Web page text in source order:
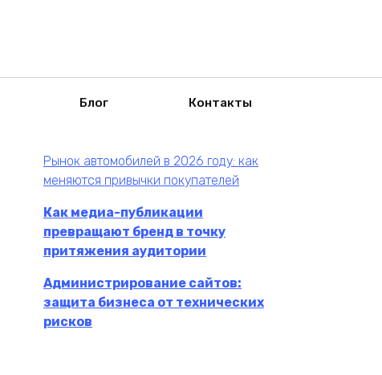
Блог Контакты
Рынок автомобилей в 2026 году: как
меняются привычки покупателей
Как медиа-публикации
превращают бренд в точку
притяжения аудитории
Администрирование сайтов:
защита бизнеса от технических
рисков